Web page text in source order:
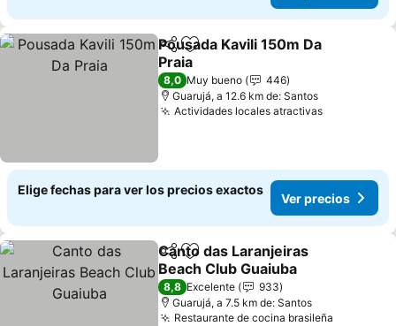
CompartirAgregar a favoritos
Pousada Kavili 150m Da
Praia
Ver precios
8,0 Muy bueno
446
Guarujá, a 12.6 km de: Santos
Actividades locales atractivasVer
Elige fechas para ver los precios exactos
Ver precios
CompartirAgregar a favoritos
Canto das Laranjeiras
Beach Club Guaiuba
Ver precios
8,8 Excelente
933
Guarujá, a 7.5 km de: Santos
Restaurante de cocina brasileña